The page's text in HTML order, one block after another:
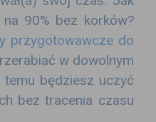
90% bez korków?
przygotowawcze do
w dowolnym
będziesz uczyć
bez tracenia czasu